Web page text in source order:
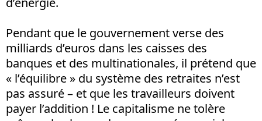
Pendant que le gouvernement verse des
milliards d’euros dans les caisses des
banques et des multinationales, il prétend que
« l’équilibre » du système des retraites n’est
pas assuré – et que les travailleurs doivent
payer l’addition ! Le capitalisme ne tolère